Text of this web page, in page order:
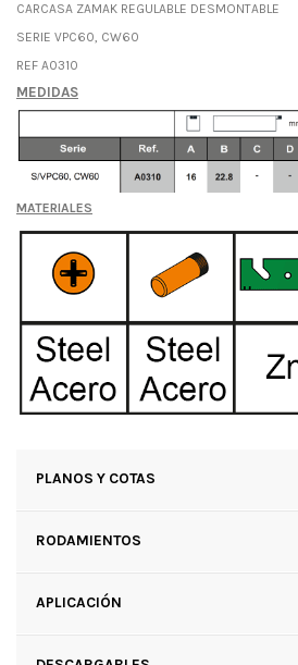
CARCASA ZAMAK REGULABLE DESMONTABLE
SERIE VPC60, CW60
REF A0310
MEDIDAS
MATERIALES
PLANOS Y COTAS
RODAMIENTOS
APLICACIÓN